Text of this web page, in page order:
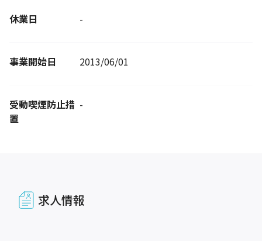
休業日 -
事業開始日 2013/06/01
受動喫煙防止措
置
-
求人情報